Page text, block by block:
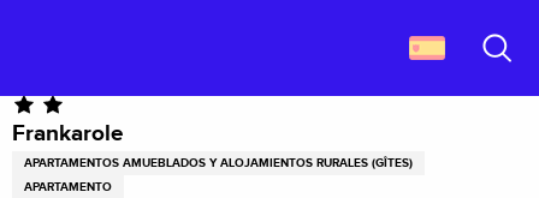
principal
Frankarole
APARTAMENTOS AMUEBLADOS Y ALOJAMIENTOS RURALES (GÎTES)
APARTAMENTO